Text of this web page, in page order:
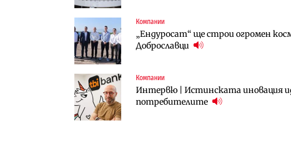
Компании
„Ендуросат“ ще строи огромен
Доброславци
Компании
Интервю | Истинската иновация
потребителите
Компании
„Хювефарма“ подписа договор за
Инфраструктура
АПИ възложи промяната на
Търново
Публични финанси
След 20 години застой:
вдигнати
Инфраструктура
Вторият мост над Варненското
„Черно море“